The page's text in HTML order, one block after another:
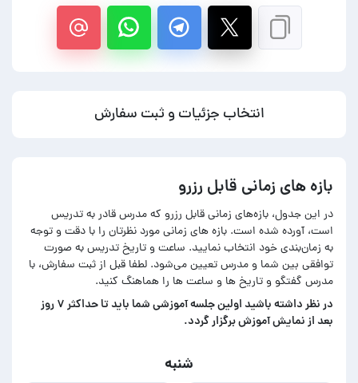
انتخاب جزئیات و ثبت سفارش
بازه های زمانی قابل رزرو
در این جدول، بازه‌های زمانی قابل رزرو که مدرس قادر به تدریس
است، آورده شده است. بازه های زمانی مورد نظرتان را با دقت و توجه
به زمان‌بندی خود انتخاب نمایید. ساعت و تاریخ تدریس به صورت
توافقی بین شما و مدرس تعیین می‌شود. لطفا قبل از ثبت سفارش، با
مدرس گفتگو و تاریخ ها و ساعت ها را هماهنگ کنید.
در‌ نظر داشته باشید اولین جلسه آموزشی شما باید تا حداکثر ۷ روز
بعد از نمایش آموزش برگزار گردد.
شنبه